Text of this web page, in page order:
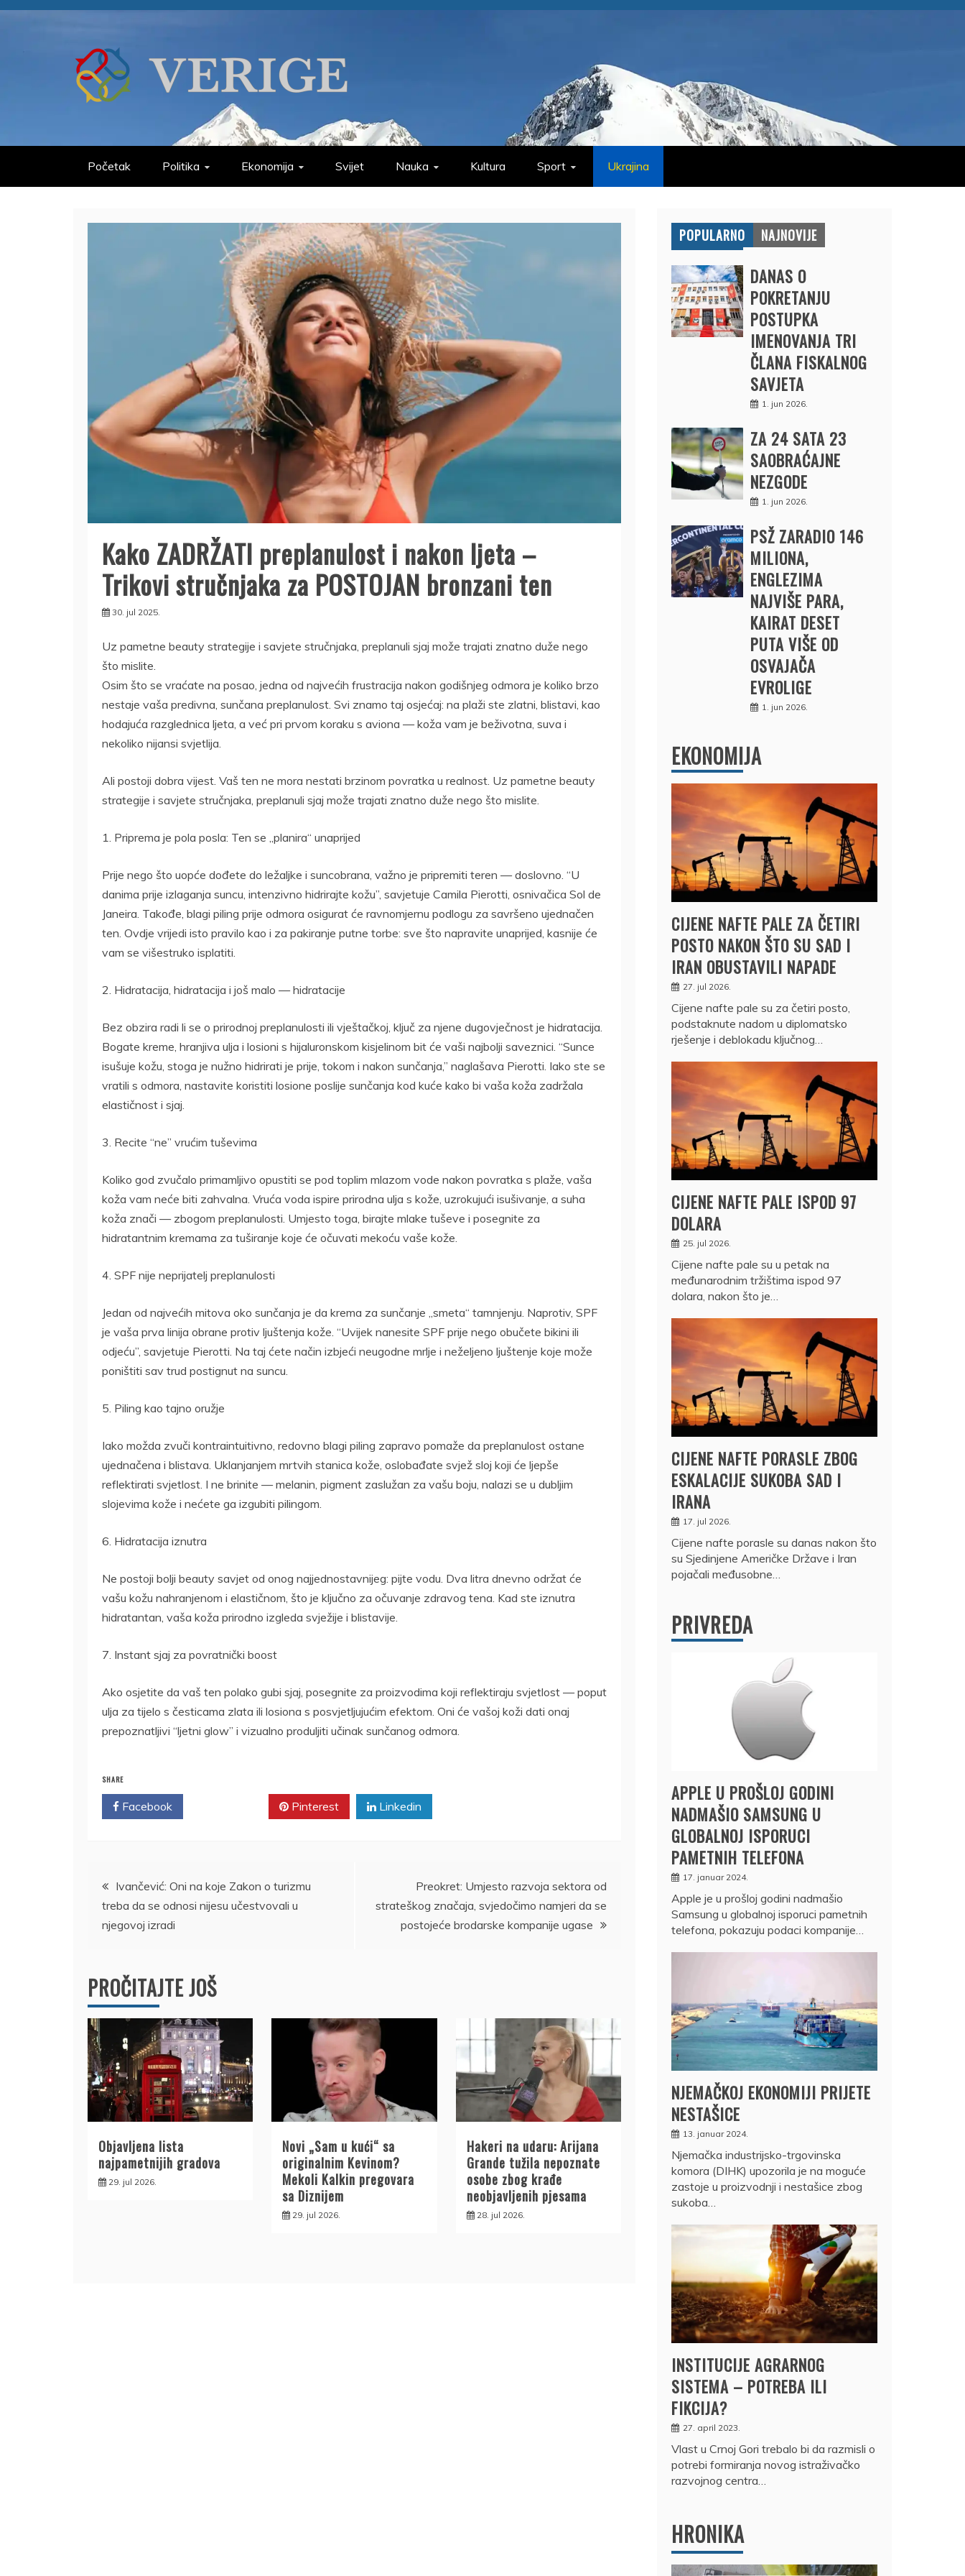
Skip
VERIGE
Početak Politika Ekonomija Svijet Nauka Kultura Sport Ukrajina
Kako ZADRŽATI preplanulost i nakon ljeta –
Trikovi stručnjaka za POSTOJAN bronzani ten
30. jul 2025.
Uz pametne beauty strategije i savjete stručnjaka, preplanuli sjaj može trajati znatno duže nego
što mislite.
Osim što se vraćate na posao, jedna od najvećih frustracija nakon godišnjeg odmora je koliko brzo
nestaje vaša predivna, sunčana preplanulost. Svi znamo taj osjećaj: na plaži ste zlatni, blistavi, kao
hodajuća razglednica ljeta, a već pri prvom koraku s aviona — koža vam je beživotna, suva i
nekoliko nijansi svjetlija.
Ali postoji dobra vijest. Vaš ten ne mora nestati brzinom povratka u realnost. Uz pametne beauty
strategije i savjete stručnjaka, preplanuli sjaj može trajati znatno duže nego što mislite.
1. Priprema je pola posla: Ten se „planira“ unaprijed
Prije nego što uopće dođete do ležaljke i suncobrana, važno je pripremiti teren — doslovno. “U
danima prije izlaganja suncu, intenzivno hidrirajte kožu”, savjetuje Camila Pierotti, osnivačica Sol de
Janeira. Takođe, blagi piling prije odmora osigurat će ravnomjernu podlogu za savršeno ujednačen
ten. Ovdje vrijedi isto pravilo kao i za pakiranje putne torbe: sve što napravite unaprijed, kasnije će
vam se višestruko isplatiti.
2. Hidratacija, hidratacija i još malo — hidratacije
Bez obzira radi li se o prirodnoj preplanulosti ili vještačkoj, ključ za njene dugovječnost je hidratacija.
Bogate kreme, hranjiva ulja i losioni s hijaluronskom kisjelinom bit će vaši najbolji saveznici. “Sunce
isušuje kožu, stoga je nužno hidrirati je prije, tokom i nakon sunčanja,” naglašava Pierotti. Iako ste se
vratili s odmora, nastavite koristiti losione poslije sunčanja kod kuće kako bi vaša koža zadržala
elastičnost i sjaj.
3. Recite “ne” vrućim tuševima
Koliko god zvučalo primamljivo opustiti se pod toplim mlazom vode nakon povratka s plaže, vaša
koža vam neće biti zahvalna. Vruća voda ispire prirodna ulja s kože, uzrokujući isušivanje, a suha
koža znači — zbogom preplanulosti. Umjesto toga, birajte mlake tuševe i posegnite za
hidratantnim kremama za tuširanje koje će očuvati mekoću vaše kože.
4. SPF nije neprijatelj preplanulosti
Jedan od najvećih mitova oko sunčanja je da krema za sunčanje „smeta“ tamnjenju. Naprotiv, SPF
je vaša prva linija obrane protiv ljuštenja kože. “Uvijek nanesite SPF prije nego obučete bikini ili
odjeću”, savjetuje Pierotti. Na taj ćete način izbjeći neugodne mrlje i neželjeno ljuštenje koje može
poništiti sav trud postignut na suncu.
5. Piling kao tajno oružje
Iako možda zvuči kontraintuitivno, redovno blagi piling zapravo pomaže da preplanulost ostane
ujednačena i blistava. Uklanjanjem mrtvih stanica kože, oslobađate svjež sloj koji će ljepše
reflektirati svjetlost. I ne brinite — melanin, pigment zaslužan za vašu boju, nalazi se u dubljim
slojevima kože i nećete ga izgubiti pilingom.
6. Hidratacija iznutra
Ne postoji bolji beauty savjet od onog najjednostavnijeg: pijte vodu. Dva litra dnevno održat će
vašu kožu nahranjenom i elastičnom, što je ključno za očuvanje zdravog tena. Kad ste iznutra
hidratantan, vaša koža prirodno izgleda svježije i blistavije.
7. Instant sjaj za povratnički boost
Ako osjetite da vaš ten polako gubi sjaj, posegnite za proizvodima koji reflektiraju svjetlost — poput
ulja za tijelo s česticama zlata ili losiona s posvjetljujućim efektom. Oni će vašoj koži dati onaj
prepoznatljivi “ljetni glow” i vizualno produljiti učinak sunčanog odmora.
SHARE
Facebook Pinterest Linkedin
Kretanje
članka
Ivančević: Oni na koje Zakon o turizmu
treba da se odnosi nijesu učestvovali u
njegovoj izradi
Preokret: Umjesto razvoja sektora od
strateškog značaja, svjedočimo namjeri da se
postojeće brodarske kompanije ugase
PROČITAJTE JOŠ
Objavljena lista
najpametnijih gradova
29. jul 2026.
Novi „Sam u kući“ sa
originalnim Kevinom?
Mekoli Kalkin pregovara
sa Diznijem
29. jul 2026.
Hakeri na udaru: Arijana
Grande tužila nepoznate
osobe zbog krađe
neobjavljenih pjesama
28. jul 2026.
POPULARNO NAJNOVIJE
DANAS O
POKRETANJU
POSTUPKA
IMENOVANJA TRI
ČLANA FISKALNOG
SAVJETA
1. jun 2026.
ZA 24 SATA 23
SAOBRAĆAJNE
NEZGODE
1. jun 2026.
PSŽ ZARADIO 146
MILIONA,
ENGLEZIMA
NAJVIŠE PARA,
KAIRAT DESET
PUTA VIŠE OD
OSVAJAČA
EVROLIGE
1. jun 2026.
EKONOMIJA
CIJENE NAFTE PALE ZA ČETIRI
POSTO NAKON ŠTO SU SAD I
IRAN OBUSTAVILI NAPADE
27. jul 2026.
Cijene nafte pale su za četiri posto,
podstaknute nadom u diplomatsko
rješenje i deblokadu ključnog…
CIJENE NAFTE PALE ISPOD 97
DOLARA
25. jul 2026.
Cijene nafte pale su u petak na
međunarodnim tržištima ispod 97
dolara, nakon što je…
CIJENE NAFTE PORASLE ZBOG
ESKALACIJE SUKOBA SAD I
IRANA
17. jul 2026.
Cijene nafte porasle su danas nakon što
su Sjedinjene Američke Države i Iran
pojačali međusobne…
PRIVREDA
APPLE U PROŠLOJ GODINI
NADMAŠIO SAMSUNG U
GLOBALNOJ ISPORUCI
PAMETNIH TELEFONA
17. januar 2024.
Apple je u prošloj godini nadmašio
Samsung u globalnoj isporuci pametnih
telefona, pokazuju podaci kompanije…
NJEMAČKOJ EKONOMIJI PRIJETE
NESTAŠICE
13. januar 2024.
Njemačka industrijsko-trgovinska
komora (DIHK) upozorila je na moguće
zastoje u proizvodnji i nestašice zbog
sukoba…
INSTITUCIJE AGRARNOG
SISTEMA – POTREBA ILI
FIKCIJA?
27. april 2023.
Vlast u Crnoj Gori trebalo bi da razmisli o
potrebi formiranja novog istraživačko
razvojnog centra…
HRONIKA